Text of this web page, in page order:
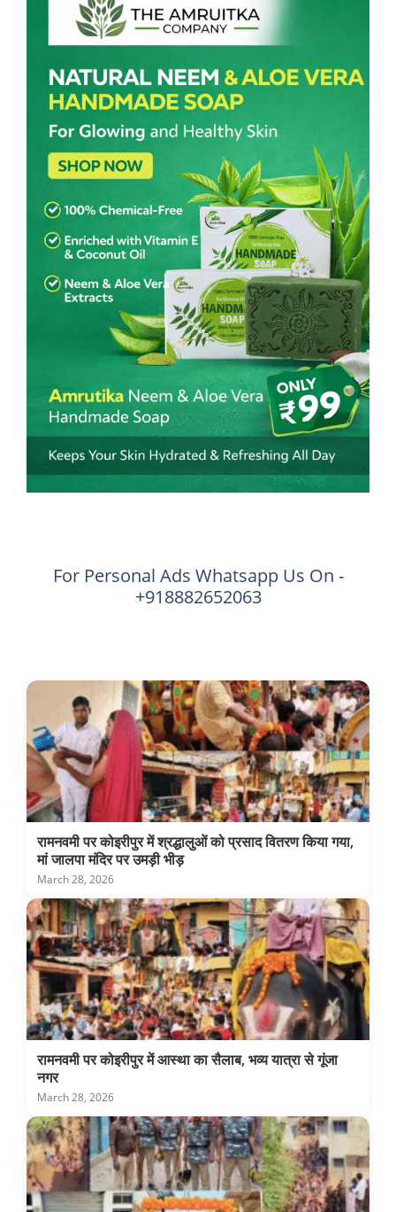
For Personal Ads Whatsapp Us On -
+918882652063
रामनवमी पर कोइरीपुर में श्रद्धालुओं को प्रसाद वितरण किया गया,
मां जालपा मंदिर पर उमड़ी भीड़
March 28, 2026
रामनवमी पर कोइरीपुर में आस्था का सैलाब, भव्य यात्रा से गूंजा
नगर
March 28, 2026